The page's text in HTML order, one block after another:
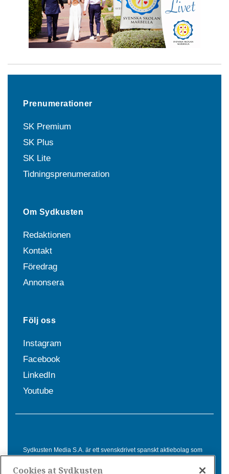
Prenumerationer
SK Premium
SK Plus
SK Lite
Tidningsprenumeration
Om Sydkusten
Redaktionen
Kontakt
Föredrag
Annonsera
Följ oss
Instagram
Facebook
LinkedIn
Youtube
Sydkusten Media S.A. är ett svenskdrivet spanskt aktiebolag som
Spanien. Genom nyhetsbevakning av hela Spanien, med bas på
Cookies at Sydkusten